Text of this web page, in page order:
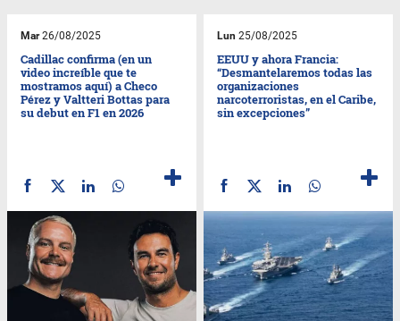
Mar26/08/2025
Cadillac confirma (en un
video increíble que te
mostramos aquí) a Checo
Pérez y Valtteri Bottas para
su debut en F1 en 2026
Lun 25/08/2025
EEUU y ahora Francia:
“Desmantelaremos todas las
organizaciones
narcoterroristas, en el Caribe,
sin excepciones”